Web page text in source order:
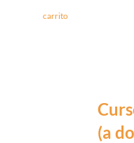
carrito
(a